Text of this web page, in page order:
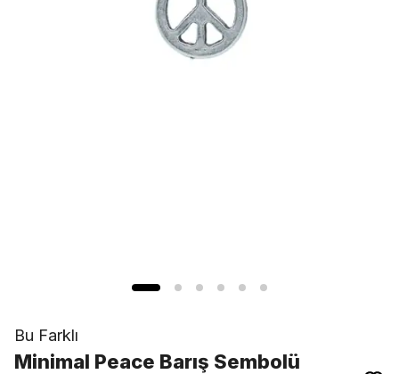
Bu Farklı
Minimal Peace Barış Sembolü